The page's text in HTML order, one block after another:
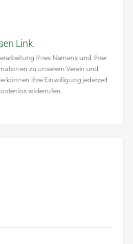
Link
Ihres Namens und Ihrer
zu unserem Verein und
können Ihre Einwilligung jederzeit
widerrufen.